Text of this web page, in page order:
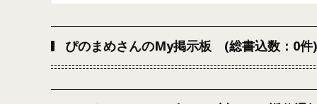
ぴのまめさんのMy掲示板 (総書込数：0件)